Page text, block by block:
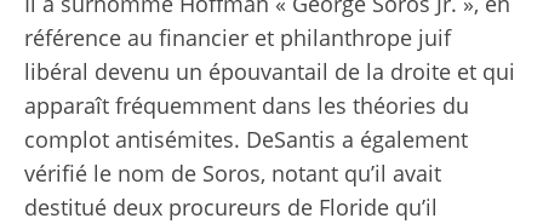
référence au financier et philanthrope juif
libéral devenu un épouvantail de la droite et qui
apparaît fréquemment dans les théories du
complot antisémites. DeSantis a également
vérifié le nom de Soros, notant qu’il avait
destitué deux procureurs de Floride qu’il